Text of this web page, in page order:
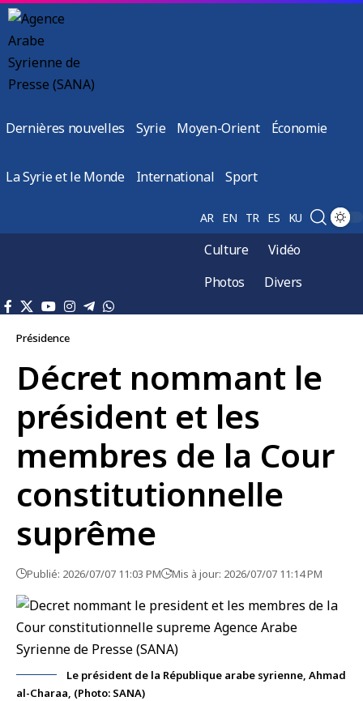
Dernières nouvelles Syrie Moyen-Orient Économie
La Syrie et le Monde International Sport
AR EN TR ES KU
Culture
Vidéo
Photos
Divers
Présidence
Décret nommant le
président et les
membres de la Cour
constitutionnelle
suprême
Publié: 2026/07/07 11:03 PM Mis à jour: 2026/07/07 11:14 PM
Le président de la République arabe syrienne, Ahmad
al-Charaa, (Photo: SANA)